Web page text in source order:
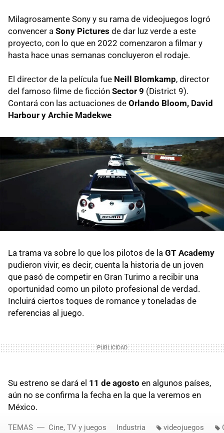
Milagrosamente Sony y su rama de videojuegos logró
convencer a Sony Pictures de dar luz verde a este
proyecto, con lo que en 2022 comenzaron a filmar y
hasta hace unas semanas concluyeron el rodaje.
El director de la película fue Neill Blomkamp, director
del famoso filme de ficción Sector 9 (District 9).
Contará con las actuaciones de Orlando Bloom, David
Harbour y Archie Madekwe
La trama va sobre lo que los pilotos de la GT Academy
pudieron vivir, es decir, cuenta la historia de un joven
que pasó de competir en Gran Turimo a recibir una
oportunidad como un piloto profesional de verdad.
Incluirá ciertos toques de romance y toneladas de
referencias al juego.
Su estreno se dará el 11 de agosto en algunos países,
aún no se confirma la fecha en la que la veremos en
México.
TEMAS Cine, TV y juegos Industria videojuegos